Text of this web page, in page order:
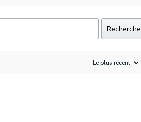
Recherche